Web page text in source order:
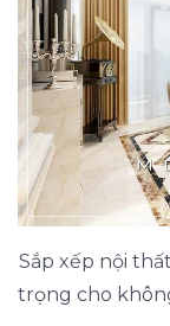
Sắp xếp nội
trọng cho